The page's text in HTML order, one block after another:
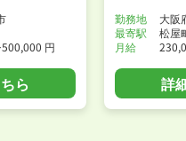
円
ら
勤務地
大阪
最寄駅
松屋
月給
詳